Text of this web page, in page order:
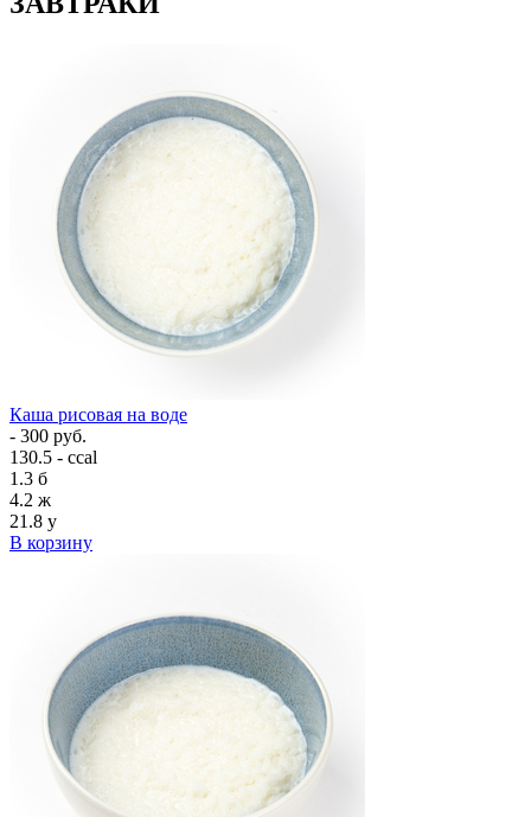
Каша рисовая на воде
- 300 руб.
130.5 - ccal
1.3 б
4.2 ж
21.8 у
В корзину